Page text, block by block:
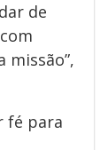
de
missão”,
fé para